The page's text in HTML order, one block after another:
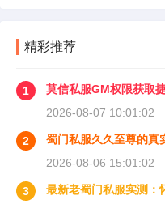
精彩推荐
1
莫信私服GM权限获取
2026-08-07 10:01:02
2
蜀门私服久久至尊的真
2026-08-06 15:01:02
3
最新老蜀门私服实测：